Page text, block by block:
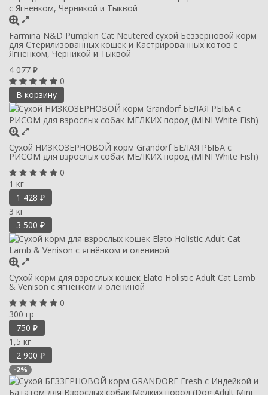
Farmina N&D Pumpkin Cat Neutered сухой Беззерновой корм
для Стерилизованных кошек и Кастрированных котов с
Ягненком, Черникой и Тыквой
4 077 ₽
0
В корзину
Сухой НИЗКОЗЕРНОВОЙ корм Grandorf БЕЛАЯ РЫБА с
РИСОМ для взрослых собак МЕЛКИХ пород (MINI White Fish)
0
1 кг
1 428 ₽
3 кг
3 500 ₽
Сухой корм для взрослых кошек Elato Holistic Adult Сat Lamb
& Venison с ягнёнком и олениной
0
300 гр
750 ₽
1,5 кг
2 900 ₽
-2%